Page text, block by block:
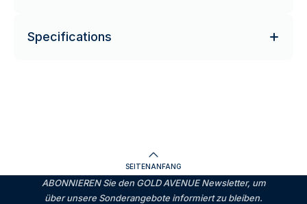
Specifications
SEITENANFANG
ABONNIEREN Sie den GOLD AVENUE Newsletter, um
über unsere Sonderangebote informiert zu bleiben.